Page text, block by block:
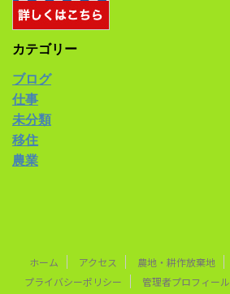
カテゴリー
ブログ
仕事
未分類
移住
農業
ホーム アクセス 農地・耕作放棄地
プライバシーポリシー
管理者プロフィール